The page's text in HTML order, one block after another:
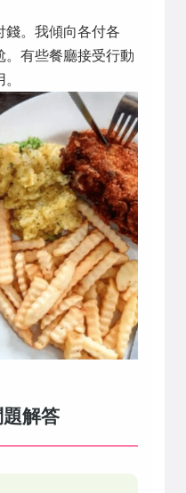
錢。我傾向各付各
。有些餐廳接受行動
解答